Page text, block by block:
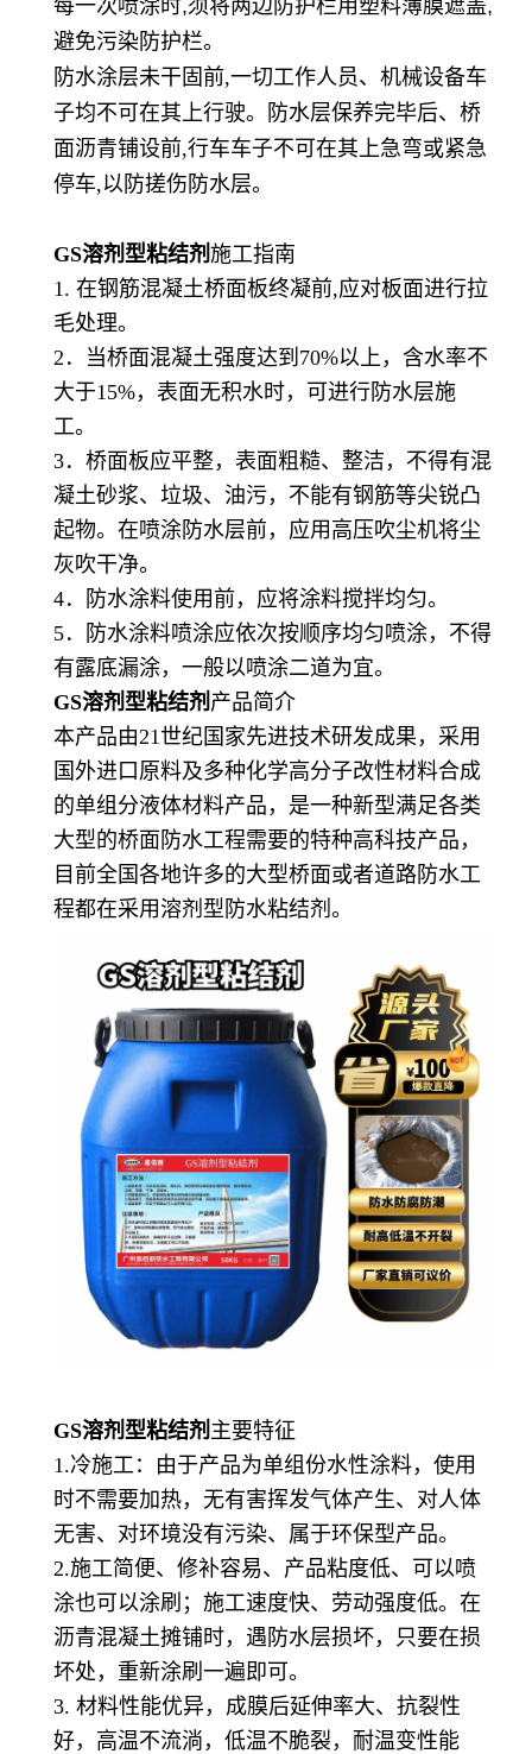
每一次喷涂时,须将两边防护栏用塑料薄膜遮盖,
避免污染防护栏。
防水涂层未干固前,一切工作人员、机械设备车
子均不可在其上行驶。防水层保养完毕后、桥
面沥青铺设前,行车车子不可在其上急弯或紧急
停车,以防搓伤防水层。
GS溶剂型粘结剂 施工指南
1. 在钢筋混凝土桥面板终凝前,应对板面进行拉
毛处理。
2．当桥面混凝土强度达到70%以上，含水率不
大于15%，表面无积水时，可进行防水层施
工。
3．桥面板应平整，表面粗糙、整洁，不得有混
凝土砂浆、垃圾、油污，不能有钢筋等尖锐凸
起物。在喷涂防水层前，应用高压吹尘机将尘
灰吹干净。
4．防水涂料使用前，应将涂料搅拌均匀。
5．防水涂料喷涂应依次按顺序均匀喷涂，不得
有露底漏涂，一般以喷涂二道为宜。
GS溶剂型粘结剂 产品简介
本产品由21世纪国家先进技术研发成果，采用
国外进口原料及多种化学高分子改性材料合成
的单组分液体材料产品，是一种新型满足各类
大型的桥面防水工程需要的特种高科技产品，
目前全国各地许多的大型桥面或者道路防水工
程都在采用溶剂型防水粘结剂。
GS溶剂型粘结剂 主要特征
1.冷施工：由于产品为单组份水性涂料，使用
时不需要加热，无有害挥发气体产生、对人体
无害、对环境没有污染、属于环保型产品。
2.施工简便、修补容易、产品粘度低、可以喷
涂也可以涂刷；施工速度快、劳动强度低。在
沥青混凝土摊铺时，遇防水层损坏，只要在损
坏处，重新涂刷一遍即可。
3. 材料性能优异，成膜后延伸率大、抗裂性
好，高温不流淌，低温不脆裂，耐温变性能